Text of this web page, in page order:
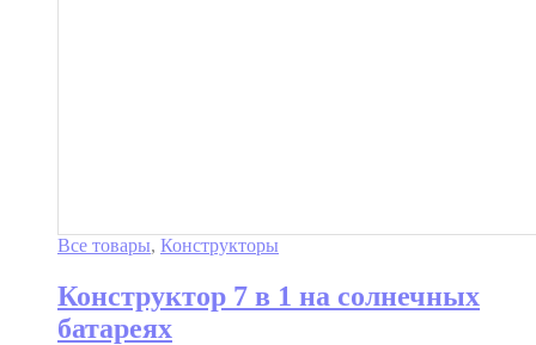
Все товары, Конструкторы
Конструктор 7 в 1 на солнечных
батареях